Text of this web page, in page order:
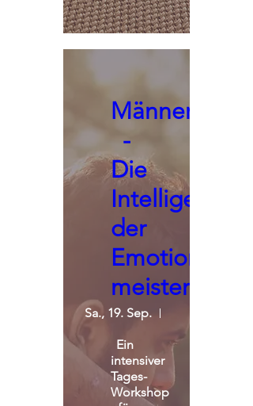
-
Die
Intelligenz
der
Emotionen
meistern
Sa., 19. Sep.
Ein
intensiver
Tages-
Workshop